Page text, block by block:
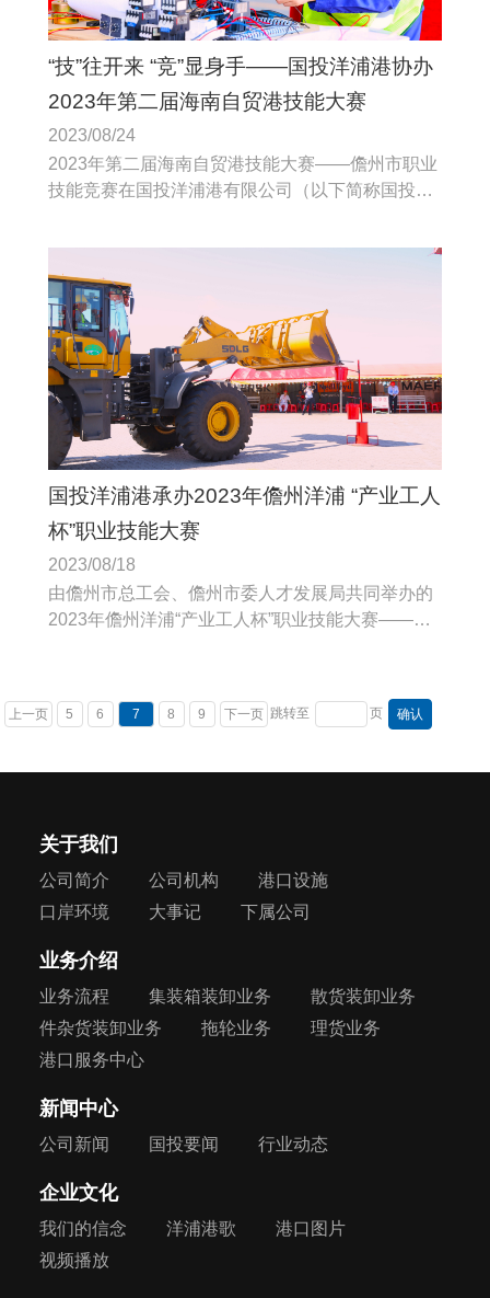
“技”往开来 “竞”显身手——国投洋浦港协办
2023年第二届海南自贸港技能大赛
2023/08/24
2023年第二届海南自贸港技能大赛——儋州市职业
技能竞赛在国投洋浦港有限公司（以下简称国投洋
电气图分秒必争地完成配用电装置的安装和相关元
器件的参数设置及系统调试；焊工项目竞赛中。
国投洋浦港承办2023年儋州洋浦 “产业工人
杯”职业技能大赛
2023/08/18
由儋州市总工会、儋州市委人才发展局共同举办的
2023年儋州洋浦“产业工人杯”职业技能大赛——港
上一页 5 6 7 8 9 下一页 跳转至 页
关于我们
公司简介 公司机构
港口设施
口岸环境
大事记 下属公司
业务介绍
业务流程 集装箱装卸业务
散货装卸业务
件杂货装卸业务
拖轮业务
理货业务
港口服务中心
新闻中心
公司新闻 国投要闻 行业动态
企业文化
我们的信念 洋浦港歌
港口图片
视频播放